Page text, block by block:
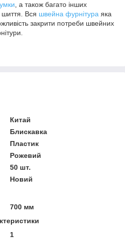
, а також багато інших
Вся швейна фурнітура яка
закрити потреби швейних
Китай
Блискавка
Пластик
Рожевий
50 шт.
Новий
700 мм
1